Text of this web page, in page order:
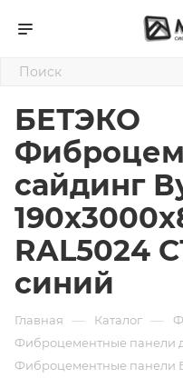
БЕТЭКО
сайдинг
RAL5024
синий
Главная — Каталог —
Фиброцементные панели
Фиброцементные панели